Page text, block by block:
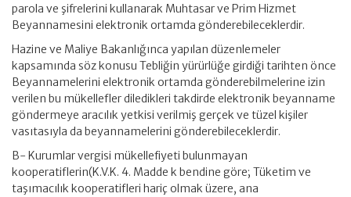
parola ve şifrelerini kullanarak Muhtasar ve Prim Hizmet
Beyannamesini elektronik ortamda gönderebileceklerdir.
Hazine ve Maliye Bakanlığınca yapılan düzenlemeler
kapsamında söz konusu Tebliğin yürürlüğe girdiği tarihten önce
Beyannamelerini elektronik ortamda gönderebilmelerine izin
verilen bu mükellefler diledikleri takdirde elektronik beyanname
göndermeye aracılık yetkisi verilmiş gerçek ve tüzel kişiler
vasıtasıyla da beyannamelerini gönderebileceklerdir.
B- Kurumlar vergisi mükellefiyeti bulunmayan
kooperatiflerin(K.V.K. 4. Madde k bendine göre; Tüketim ve
taşımacılık kooperatifleri hariç olmak üzere, ana